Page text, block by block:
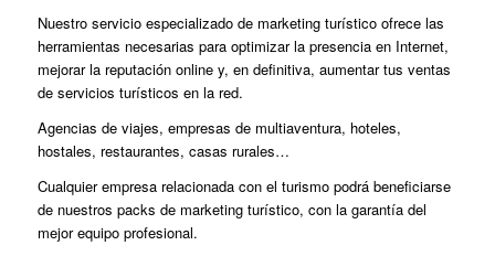
Nuestro servicio especializado de marketing turístico ofrece las
herramientas necesarias para optimizar la presencia en Internet,
mejorar la reputación online y, en definitiva, aumentar tus ventas
de servicios turísticos en la red.
Agencias de viajes, empresas de multiaventura, hoteles,
hostales, restaurantes, casas rurales…
Cualquier empresa relacionada con el turismo podrá beneficiarse
de nuestros packs de marketing turístico, con la garantía del
mejor equipo profesional.